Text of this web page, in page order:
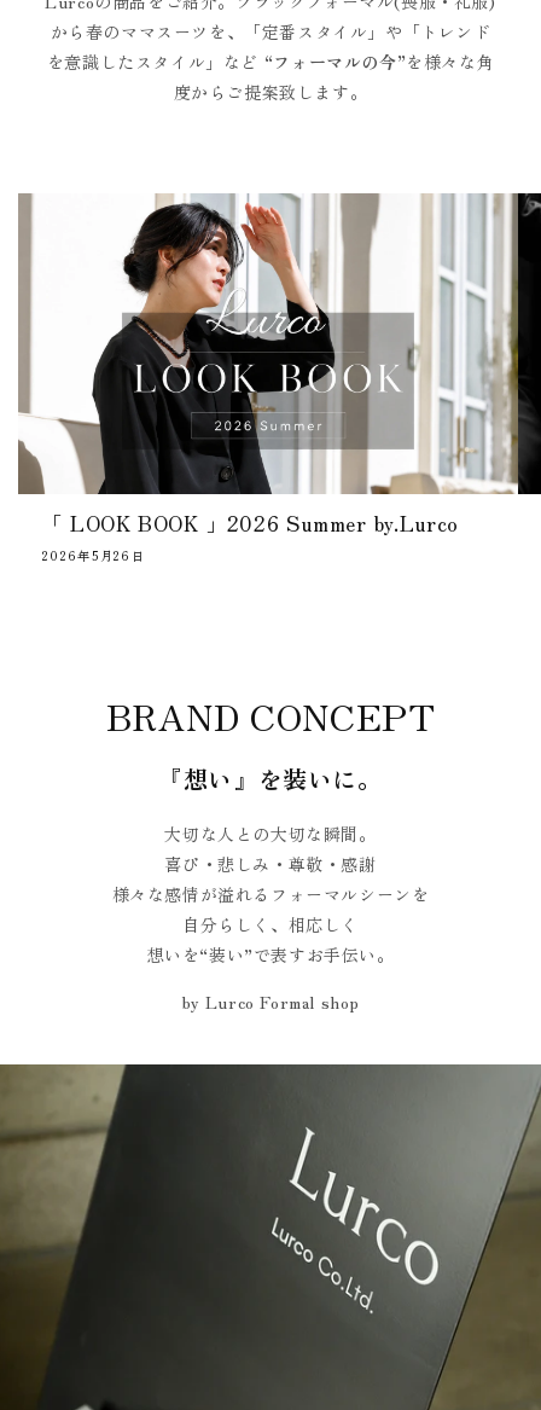
から春のママスーツを、「定番スタイル」や「トレンド
を意識したスタイル」など “フォーマルの今”を様々な角
度からご提案致します。
「 LOOK BOOK 」2026 Summer by.Lurco
2026年5月26日
BRAND CONCEPT
『想い』を装いに。
大切な人との大切な瞬間。
喜び・悲しみ・尊敬・感謝
様々な感情が溢れるフォーマルシーンを
自分らしく、相応しく
想いを“装い”で表すお手伝い。
by Lurco Formal shop